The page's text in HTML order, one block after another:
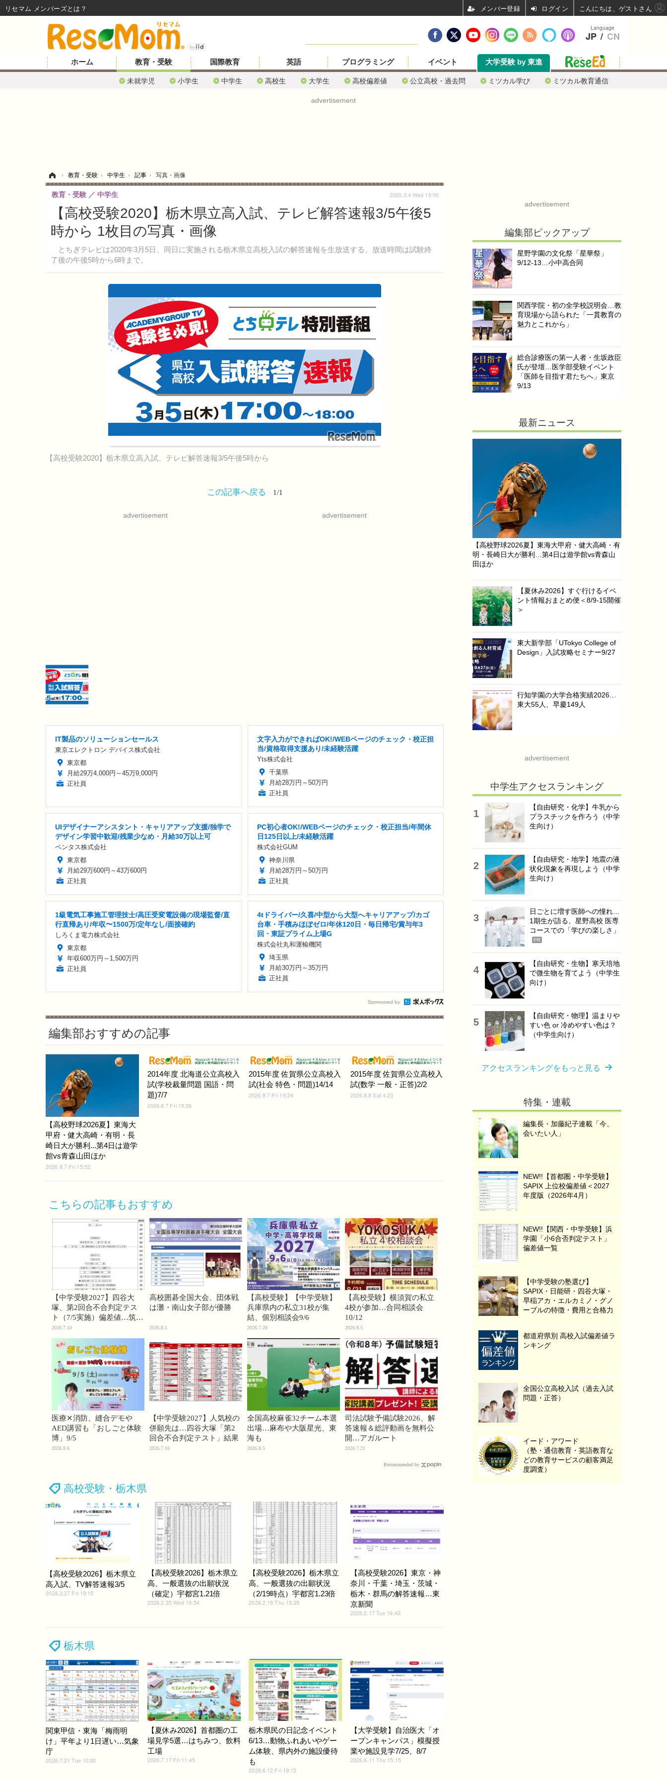
ホーム 教育・受験
未就学児 小学生 中学生 高校生 大学生 高校偏差値 公立高校・過去問 ミツカル学び ミツカル教育通信
国際教育 英語 プログラミング イベント 大学受験 by 東進
advertisement
› 教育・受験 › 中学生 › 記事 › 写真・画像
【高校受験2020】栃木県立高入試、テレビ解答速報3/5午後5
時から 1枚目の写真・画像
とちぎテレビは2020年3月5日、同日に実施される栃木県立高校入試の解答速報を生放送する。放送時間は試験終
了後の午後5時から6時まで。
教育・受験 中学生 2020.3.4 Wed 16:00
【高校受験2020】栃木県立高入試、テレビ解答速報3/5午後5時から
この記事へ戻る 1/1
advertisement advertisement
IT製品のソリューションセールス
東京エレクトロン デバイス株式会社
東京都
月給29万4,000円～45万9,000円
正社員
文字入力ができればOK!/WEBページのチェック・校正担
当/資格取得支援あり/未経験活躍
Yts株式会社
千葉県
月給28万円～50万円
正社員
UIデザイナーアシスタント・キャリアアップ支援/独学で
デザイン学習中歓迎/残業少なめ・月給30万以上可
ベンタス株式会社
東京都
月給29万600円～43万600円
正社員
PC初心者OK!/WEBページのチェック・校正担当/年間休
日125日以上/未経験活躍
株式会社GUM
神奈川県
月給28万円～50万円
正社員
1級電気工事施工管理技士/高圧受変電設備の現場監督/直
行直帰あり/年収〜1500万/定年なし/面接確約
しろくま電力株式会社
東京都
年収600万円～1,500万円
正社員
4tドライバー/久喜/中型から大型へキャリアアップ/カゴ
台車・手積みほぼゼロ/年休120日・毎日帰宅/賞与年3
回・東証プライム上場G
株式会社丸和運輸機関
埼玉県
月給30万円～35万円
正社員
Sponsored by
編集部おすすめの記事
【高校野球2026夏】東海大
甲府・健大高崎・有明・長
崎日大が勝利...第4日は遊学
館vs青森山田ほか
2026.8.7 Fri 15:52
2014年度 北海道公立高校入
試(学校裁量問題 国語・問
題)7/7
2026.8.7 Fri 19:26
2015年度 佐賀県公立高校入
試(社会 特色・問題)14/14
2026.8.7 Fri 19:24
2015年度 佐賀県公立高校入
試(数学 一般・正答)2/2
2026.8.8 Sat 4:23
こちらの記事もおすすめ
【中学受験2027】四谷大
塚、第2回合不合判定テス
ト（7/5実施）偏差値…筑駒
74・桜蔭70＜PR＞
2026.7.10
高校囲碁全国大会、団体戦
は灘・南山女子部が優勝
2026.8.5
【高校受験】【中学受験】
兵庫県内の私立31校が集
結、個別相談会9/6
2026.7.28
【高校受験】横須賀の私立
4校が参加…合同相談会
10/12
2026.8.5
医療✕消防、縫合デモや
AED講習も「おしごと体験
博」9/5
2026.8.6
【中学受験2027】人気校の
併願先は…四谷大塚「第2
回合不合判定テスト」結果
2026.7.16
全国高校麻雀32チーム本選
出場…麻布や大阪星光、東
海も
2026.8.5
司法試験予備試験2026、解
答速報＆総評動画を無料公
開…アガルート
2026.7.21
Recommended by
高校受験・栃木県
【高校受験2026】栃木県立
高入試、TV解答速報3/5
2026.2.27 Fri 19:15
【高校受験2026】栃木県立
高、一般選抜の出願状況
（確定）宇都宮1.21倍
2026.2.25 Wed 19:54
【高校受験2026】栃木県立
高、一般選抜の出願状況
（2/19時点）宇都宮1.23倍
2026.2.19 Thu 18:39
【高校受験2026】東京・神
奈川・千葉・埼玉・茨城・
栃木・群馬の解答速報…東
京新聞
2026.2.17 Tue 16:43
栃木県
関東甲信・東海「梅雨明
け」平年より1日遅い…気象
庁
2026.7.21 Tue 10:00
【夏休み2026】首都圏の工
場見学5選…はちみつ、飲料
工場
2026.7.17 Fri 11:45
栃木県民の日記念イベント
6/13…動物ふれあいやゲー
ム体験、県内外の施設優待
も
2026.6.12 Fri 19:15
【大学受験】自治医大「オ
ープンキャンパス」模擬授
業や施設見学7/25、8/7
2026.6.11 Thu 15:15
advertisement
編集部ピックアップ
星野学園の文化祭「星華祭」
9/12-13…小中高合同
関西学院・初の全学校説明会…教
育現場から語られた「一貫教育の
魅力とこれから」
総合診療医の第一人者・生坂政臣
氏が登壇…医学部受験イベント
「医師を目指す君たちへ」東京
9/13
最新ニュース
【高校野球2026夏】東海大甲府・健大高崎・有
明・長崎日大が勝利…第4日は遊学館vs青森山
田ほか
【夏休み2026】すぐ行けるイベ
ント情報おまとめ便＜8/9-15開催
＞
東大新学部「UTokyo College of
Design」入試攻略セミナー9/27
行知学園の大学合格実績2026…
東大55人、早慶149人
advertisement
中学生アクセスランキング
【自由研究・化学】牛乳から
プラスチックを作ろう（中学
生向け）
【自由研究・地学】地震の液
状化現象を再現しよう（中学
生向け）
日ごとに増す医師への憧れ…
1期生が語る、星野高校 医専
コースでの「学びの楽しさ」
PR
【自由研究・生物】寒天培地
で微生物を育てよう（中学生
向け）
【自由研究・物理】温まりや
すい色 or 冷めやすい色は？
（中学生向け）
アクセスランキングをもっと見る
特集・連載
編集長・加藤紀子連載「今、
会いたい人」
NEW!!【首都圏・中学受験】
SAPIX 上位校偏差値＜2027
年度版（2026年4月）
NEW!!【関西・中学受験】浜
学園「小6合否判定テスト」
偏差値一覧
【中学受験の塾選び】
SAPIX・日能研・四谷大塚・
早稲アカ・エルカミノ・グノ
ーブルの特徴・費用と合格力
都道府県別 高校入試偏差値ラ
ンキング
全国公立高校入試（過去入試
問題・正答）
イード・アワード
（塾・通信教育・英語教育な
どの教育サービスの顧客満足
度調査）
Language
JP / CN
リセマム メンバーズ ログイン こんにちは、ゲストさん